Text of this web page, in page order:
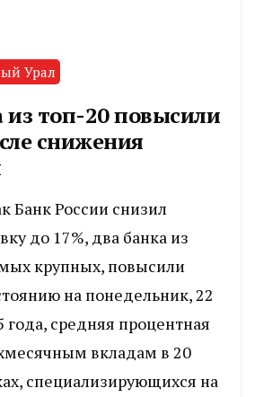
Урал
из топ-20 повысили
снижения
Банк России снизил
до 17%, два банка из
крупных, повысили
на понедельник, 22
года, средняя процентная
вкладам в 20
специализирующихся на